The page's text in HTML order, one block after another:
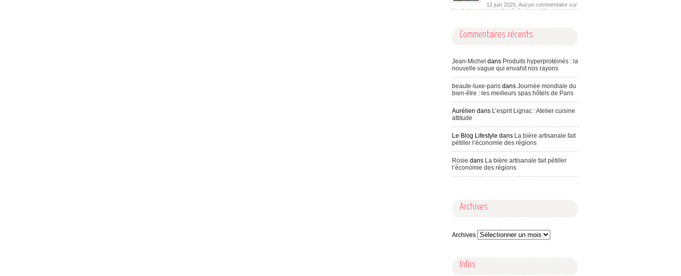
12 juin 2026, Aucun commentaire sur
Les boissons nouvelle génération qui feront
Commentaires récents
Jean-Michel dans Produits hyperprotéinés : la
nouvelle vague qui envahit nos rayons
beaute-luxe-paris dans Journée mondiale du
bien-être : les meilleurs spas hôtels de Paris
Aurélien dans L’esprit Lignac : Atelier cuisine
attitude
Le Blog Lifestyle dans La bière artisanale fait
pétiller l’économie des régions
Rosie dans La bière artisanale fait pétiller
l’économie des régions
Archives
Archives
Infos